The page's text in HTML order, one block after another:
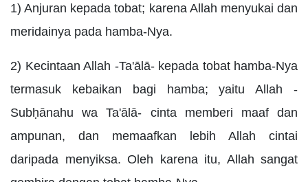
1) Anjuran kepada tobat; karena Allah menyukai dan
meridainya pada hamba-Nya.
2) Kecintaan Allah -Ta'ālā- kepada tobat hamba-Nya
termasuk kebaikan bagi hamba; yaitu Allah -
Subḥānahu wa Ta'ālā- cinta memberi maaf dan
ampunan, dan memaafkan lebih Allah cintai
daripada menyiksa. Oleh karena itu, Allah sangat